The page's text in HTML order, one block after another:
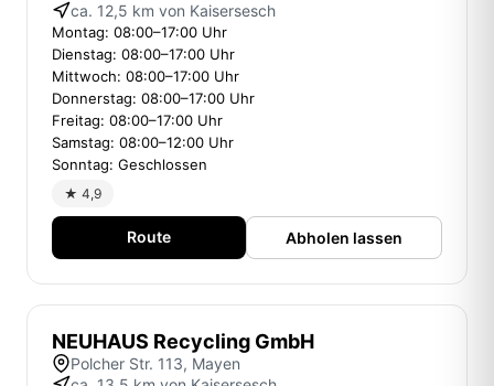
ca. 12,5 km von Kaisersesch
Montag: 08:00–17:00 Uhr
Dienstag: 08:00–17:00 Uhr
Mittwoch: 08:00–17:00 Uhr
Donnerstag: 08:00–17:00 Uhr
Freitag: 08:00–17:00 Uhr
Samstag: 08:00–12:00 Uhr
Sonntag: Geschlossen
★ 4,9
Route Abholen lassen
NEUHAUS Recycling GmbH
Polcher Str. 113, Mayen